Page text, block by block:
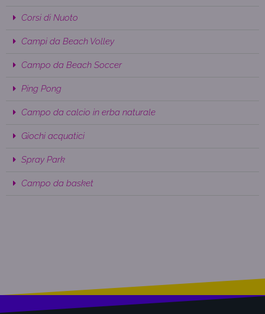
Corsi di Nuoto
Campi da Beach Volley
Campo da Beach Soccer
Ping Pong
Campo da calcio in erba naturale
Giochi acquatici
Spray Park
Campo da basket